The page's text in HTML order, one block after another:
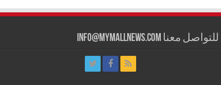
للتواصل معنا info@mymallnews.com